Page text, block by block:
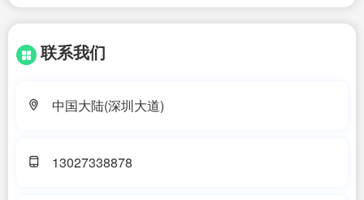
联系我们
中国大陆(深圳大道)
13027338878